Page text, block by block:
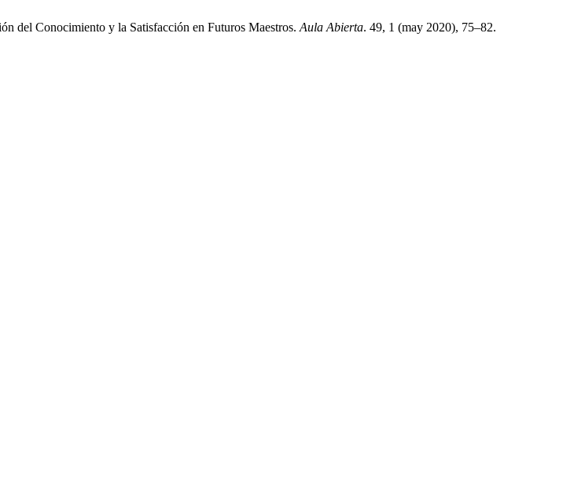
del Conocimiento y la Satisfacción en Futuros Maestros. Aula Abierta. 49, 1 (may 2020), 75–82.